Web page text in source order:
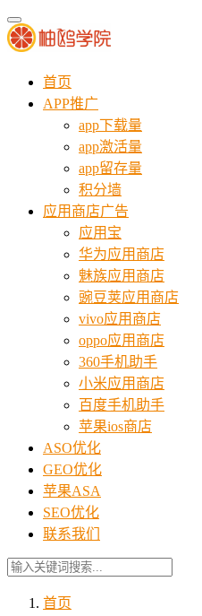
首页
APP推广
app下载量
app激活量
app留存量
积分墙
应用商店广告
应用宝
华为应用商店
魅族应用商店
豌豆荚应用商店
vivo应用商店
oppo应用商店
360手机助手
小米应用商店
百度手机助手
苹果ios商店
ASO优化
GEO优化
苹果ASA
SEO优化
联系我们
首页